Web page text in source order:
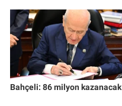
Bahçeli: 86 milyon kazanacak